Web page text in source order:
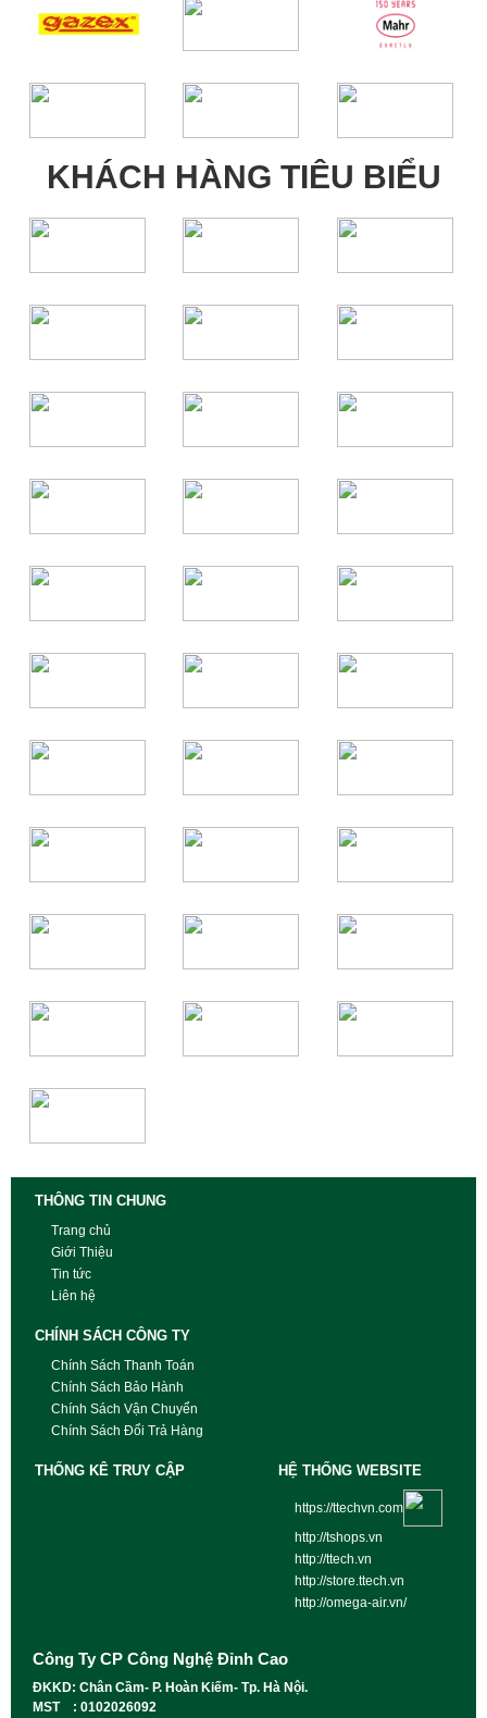
KHÁCH HÀNG TIÊU BIỂU
THÔNG TIN CHUNG
Trang chủ
Giới Thiệu
Tin tức
Liên hệ
CHÍNH SÁCH CÔNG TY
Chính Sách Thanh Toán
Chính Sách Bảo Hành
Chính Sách Vận Chuyển
Chính Sách Đổi Trả Hàng
THỐNG KÊ TRUY CẬP HỆ THỐNG WEBSITE
https://ttechvn.com
http://tshops.vn
http://ttech.vn
http://store.ttech.vn
http://omega-air.vn/
Công Ty CP Công Nghệ Đỉnh Cao
ĐKKD: Chân Cầm- P. Hoàn Kiếm- Tp. Hà Nội.
MST : 0102026092